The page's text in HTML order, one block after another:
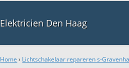
Elektricien Den Haag
Home › Lichtschakelaar repareren s-